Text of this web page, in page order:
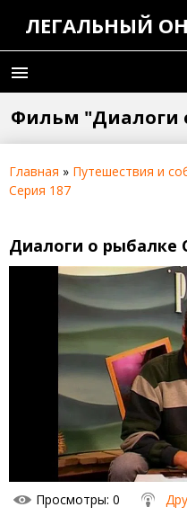
ЛЕГАЛЬНЫЙ
menu
Фильм "Диалоги
Главная » Путешествия и
Серия 187
Диалоги о рыбалке
Просмотры: 0